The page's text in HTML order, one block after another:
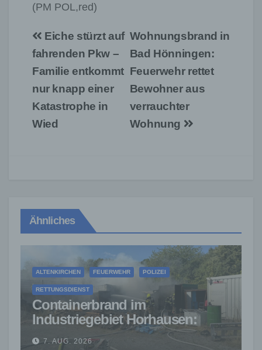
(PM POL,red)
Beitragsnavigation
Wohnungsbrand in
Bad Hönningen:
Feuerwehr rettet
Bewohner aus
verrauchter
Wohnung
Eiche stürzt auf
fahrenden Pkw –
Familie entkommt
nur knapp einer
Katastrophe in
Wied
Ähnliches
ALTENKIRCHEN FEUERWEHR POLIZEI
RETTUNGSDIENST
Containerbrand im
Industriegebiet Horhausen:
Feuerwehr verhindert weitere
7. AUG. 2026